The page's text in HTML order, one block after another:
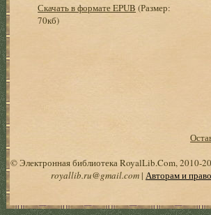
Скачать в формате EPUB (Размер:
70кб)
© Электронная библиотека RoyalLib.Com, 2010-
royallib.ru@gmail.com| Авторам и